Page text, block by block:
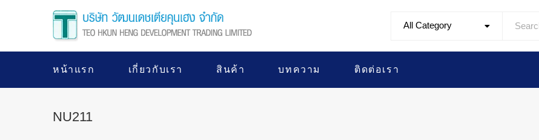
All Category
หน้าแรก เกี่ยวกับเรา สินค้า บทความ ติดต่อเรา
NU211